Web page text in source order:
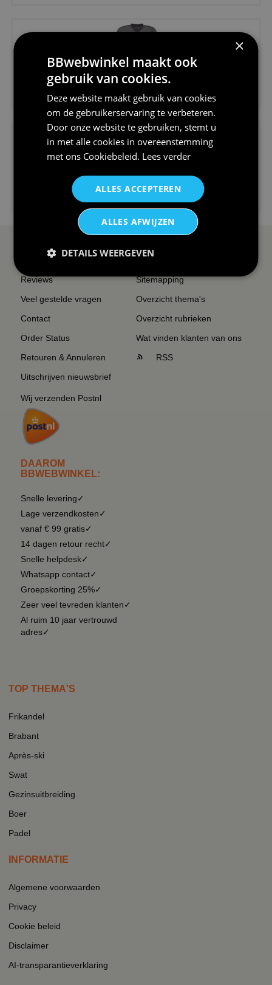
€24,95
V-hals shirt rood wit blauw st...
€24,95
I love korfbal t-shirt sport s...
SERVICE EN INFO
Reviews
Veel gestelde vragen
Contact
Order Status
Retouren & Annuleren
Uitschrijven nieuwsbrief
Wij verzenden Postnl
DAAROM
BBWEBWINKEL:
Snelle levering✓
Lage verzendkosten✓
vanaf € 99 gratis✓
14 dagen retour recht✓
Snelle helpdesk✓
Whatsapp contact✓
Groepskorting 25%✓
Zeer veel tevreden klanten✓
Al ruim 10 jaar vertrouwd
adres✓
OVERZICHT
Sitemapping
Overzicht thema's
Overzicht rubrieken
Wat vinden klanten van ons
RSS
TOP THEMA'S
Frikandel
Brabant
Après-ski
Swat
Gezinsuitbreiding
Boer
Padel
INFORMATIE
Algemene voorwaarden
Privacy
Cookie beleid
Disclaimer
AI-transparantieverklaring
×
BBwebwinkel maakt ook
gebruik van cookies.
Deze website maakt gebruik van cookies
om de gebruikerservaring te verbeteren.
Door onze website te gebruiken, stemt u
in met alle cookies in overeenstemming
met ons Cookiebeleid. Lees verder
ALLES ACCEPTEREN
ALLES AFWIJZEN
DETAILS WEERGEVEN